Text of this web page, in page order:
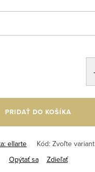
PRIDAŤ DO KOŠÍKA
ellarte Kód: Zvoľte variant
Opýtať sa
Zdieľať